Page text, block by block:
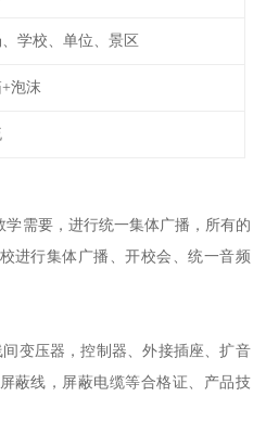
、学校、单位、景区
泡沫
需要，进行统一集体广播，所有的
进行集体广播、开校会、统一音频
变压器，控制器、外接插座、扩音
蔽线，屏蔽电缆等合格证、产品技